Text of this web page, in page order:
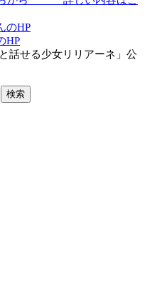
のHP
HP
話せる少女リリアーネ」公